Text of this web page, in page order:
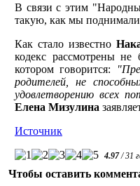
В связи с этим
такую, как мы
Как стало известно
кодекс рассмотрены не
котором говорится:
родителей, не
удовлетворению всех
Елена Мизулина
Источник
4.97/31
Чтобы оставить